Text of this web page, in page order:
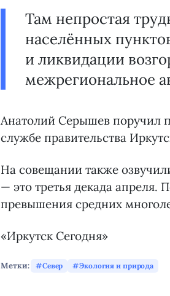
Там непростая
населённых
и ликвидации
межрегиональное
Анатолий Серышев поручил
службе правительства
На совещании также
— это третья декада апреля.
превышения средних
«Иркутск Сегодня»
Метки: Север Экология и природа